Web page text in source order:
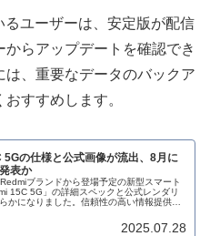
ユーザーは、安定版が配信
らアップデートを確認でき
は、重要なデータのバックア
すすめします。
5Gの仕様と公式画像が流出、8月に
表か
ブランドから登場予定の新型スマート
15C 5G」の詳細スペックと公式レンダリ
かになりました。信頼性の高い情報提供者
2025.07.28